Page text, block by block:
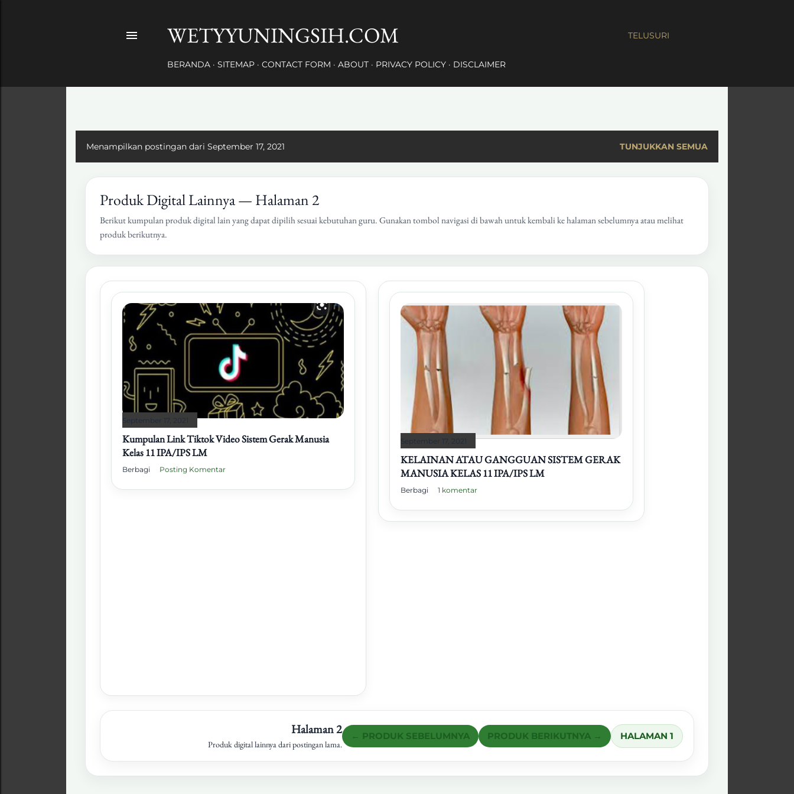
TELUSURI
WETYYUNINGSIH.COM
BERANDA SITEMAP CONTACT FORM ABOUT PRIVACY POLICY DISCLAIMER
Menampilkan postingan dari September 17, 2021 TUNJUKKAN SEMUA
Produk Digital Lainnya — Halaman 2
Berikut kumpulan produk digital lain yang dapat dipilih sesuai kebutuhan guru. Gunakan tombol navigasi di bawah untuk kembali ke halaman sebelumnya atau melihat
produk berikutnya.
September 17, 2021
Kumpulan Link Tiktok Video Sistem Gerak Manusia
Kelas 11 IPA/IPS LM
Berbagi Posting Komentar
September 17, 2021
KELAINAN ATAU GANGGUAN SISTEM GERAK
MANUSIA KELAS 11 IPA/IPS LM
Berbagi 1 komentar
Halaman 2
Produk digital lainnya dari postingan lama.
← PRODUK SEBELUMNYA PRODUK BERIKUTNYA → HALAMAN 1